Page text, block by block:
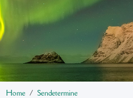
Home Sendetermine